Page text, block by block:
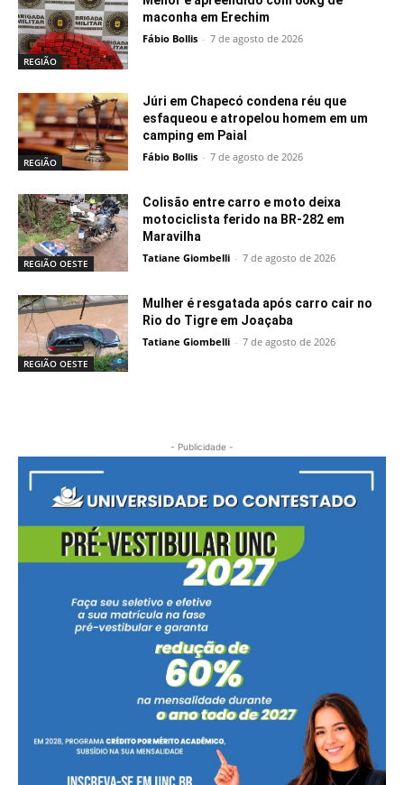
REGIÃO
maconha em Erechim
Fábio Bollis - 7 de agosto de 2026
REGIÃO
Júri em Chapecó condena réu que
esfaqueou e atropelou homem em um
camping em Paial
Fábio Bollis - 7 de agosto de 2026
REGIÃO OESTE
Colisão entre carro e moto deixa
motociclista ferido na BR-282 em
Maravilha
Tatiane Giombelli - 7 de agosto de 2026
REGIÃO OESTE
Mulher é resgatada após carro cair no
Rio do Tigre em Joaçaba
Tatiane Giombelli - 7 de agosto de 2026
- Publicidade -